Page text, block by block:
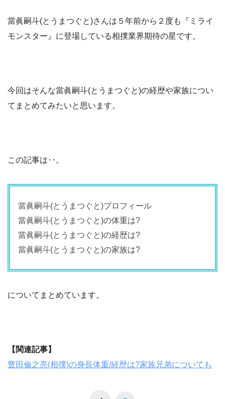
當眞嗣斗(とうまつぐと)さんは５年前から２度も『ミライ
モンスター』に登場している相撲業界期待の星です。
今回はそんな當眞嗣斗(とうまつぐと)の経歴や家族につい
てまとめてみたいと思います。
この記事は‥。
當眞嗣斗(とうまつぐと)プロフィール
當眞嗣斗(とうまつぐと)の体重は?
當眞嗣斗(とうまつぐと)の経歴は?
當眞嗣斗(とうまつぐと)の家族は?
についてまとめています。
【関連記事】
豊田倫之亮(相撲)の身長体重/経歴は?家族兄弟についても